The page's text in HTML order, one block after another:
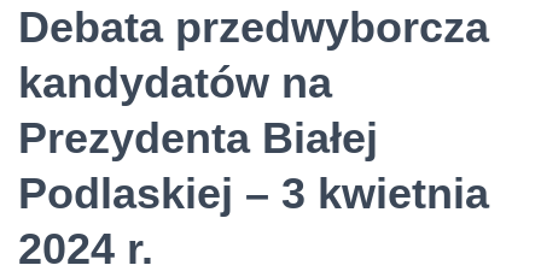
Debata przedwyborcza
kandydatów na
Prezydenta Białej
Podlaskiej – 3 kwietnia
2024 r.